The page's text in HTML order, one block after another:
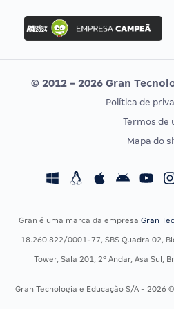
Concurso Ibama
Concurso MPU
Editais publicados
CONCURSOS POR PROFISSÃO
Concursos Fiscais
Concursos Saúde
Residência Multiprofissional
© 2012 - 2026 Gran
Política de
Termos de
Mapa do
Gran é uma marca da empresa Gran
18.260.822/0001-77, SBS Quadra 02,
Tower, Sala 201, 2º Andar, Asa Sul,
Gran Tecnologia e Educação S/A - 2026